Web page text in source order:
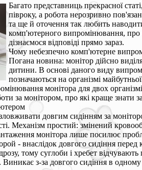
Багато представниць прекрасної
півроку, а робота нерозривно
та ще й оточення так любить
комп'ютерного випромінювання, про
дізнаємося відповіді прямо зараз.
Чому небезпечно комп'ютерне
Погана новина: монітор дійсно
дитини. В основі даного виду
позначаються на організмі
монітора для двох
за монітором, про які краще знати
довгим сидінням за
Механізм простий: змінений
монітора лише посилює
- внаслідок довгого сидіння
тому суглоби і хребет
з-за довгого сидіння в